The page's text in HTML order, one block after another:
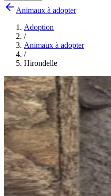
Animaux à adopter
Adoption
/
Animaux à adopter
/
Hirondelle